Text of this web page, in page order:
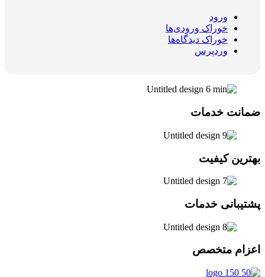
ورود
خوراک ورودی‌ها
خوراک دیدگاه‌ها
وردپرس
ضمانت خدمات
بهترین کیفیت
پشتیبانی خدمات
اعزام متخصص